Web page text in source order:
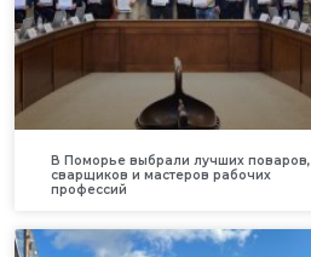
В Поморье выбрали лучших поваров,
сварщиков и мастеров рабочих
профессий